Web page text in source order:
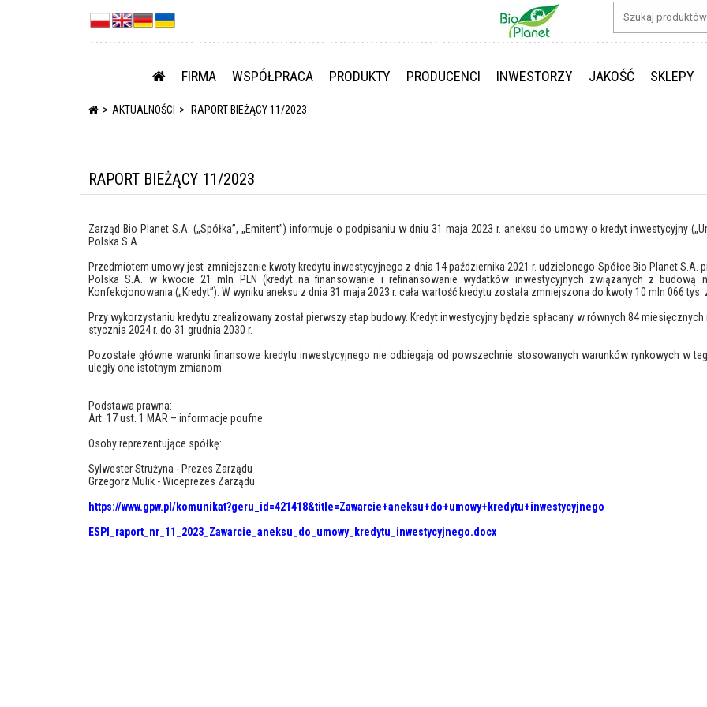
FIRMA WSPÓŁPRACA PRODUKTY PRODUCENCI INWESTORZY JAKOŚĆ SKLEPY
AKTUALNOŚCI RAPORT BIEŻĄCY 11/2023
RAPORT BIEŻĄCY 11/2023
Zarząd Bio Planet S.A. („Spółka”, „Emitent”) informuje o podpisaniu w dniu 31 maja 2023 r. aneksu do umowy o kredyt inwestycyjny
Polska S.A.
Przedmiotem umowy jest zmniejszenie kwoty kredytu inwestycyjnego z dnia 14 października 2021 r. udzielonego Spółce Bio Planet S.A.
Polska S.A. w kwocie 21 mln PLN (kredyt na finansowanie i refinansowanie wydatków inwestycyjnych związanych z budową
Konfekcjonowania („Kredyt”). W wyniku aneksu z dnia 31 maja 2023 r. cała wartość kredytu została zmniejszona do kwoty 10 mln 066 tys.
Przy wykorzystaniu kredytu zrealizowany został pierwszy etap budowy. Kredyt inwestycyjny będzie spłacany w równych 84 miesięcznych
stycznia 2024 r. do 31 grudnia 2030 r.
Pozostałe główne warunki finansowe kredytu inwestycyjnego nie odbiegają od powszechnie stosowanych warunków rynkowych w
uległy one istotnym zmianom.
Podstawa prawna:
Art. 17 ust. 1 MAR – informacje poufne
Osoby reprezentujące spółkę:
Sylwester Strużyna - Prezes Zarządu
Grzegorz Mulik - Wiceprezes Zarządu
https://www.gpw.pl/komunikat?geru_id=421418&title=Zawarcie+aneksu+do+umowy+kredytu+inwestycyjnego
ESPI_raport_nr_11_2023_Zawarcie_aneksu_do_umowy_kredytu_inwestycyjnego.docx